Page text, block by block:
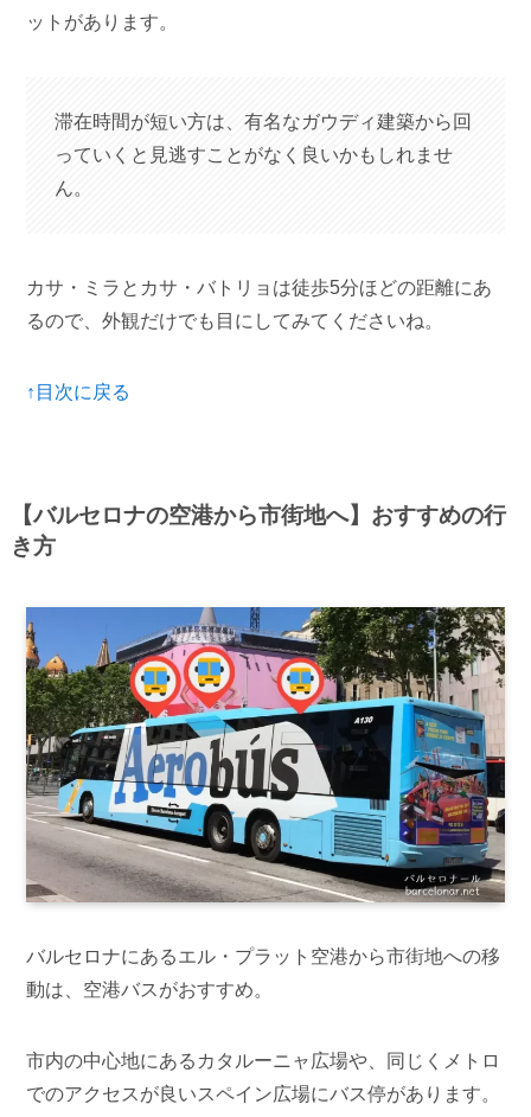
ットがあります。
滞在時間が短い方は、有名なガウディ建築から回
っていくと見逃すことがなく良いかもしれませ
ん。
カサ・ミラとカサ・バトリョは徒歩5分ほどの距離にあ
るので、外観だけでも目にしてみてくださいね。
↑目次に戻る
【バルセロナの空港から市街地へ】おすすめの行
き方
バルセロナにあるエル・プラット空港から市街地への移
動は、空港バスがおすすめ。
市内の中心地にあるカタルーニャ広場や、同じくメトロ
でのアクセスが良いスペイン広場にバス停があります。